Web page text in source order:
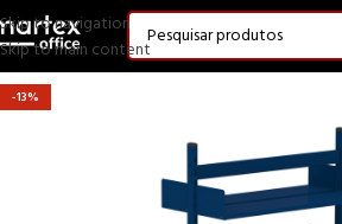
Skip to navigation
Skip to main content
-13%